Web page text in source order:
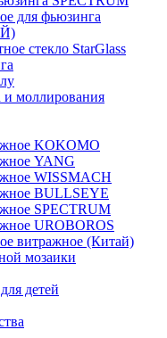
для фьюзинга
стекло StarGlass
моллирования
KOKOMO
YANG
WISSMACH
BULLSEYE
SPECTRUM
UROBOROS
витражное (Китай)
мозаики
детей